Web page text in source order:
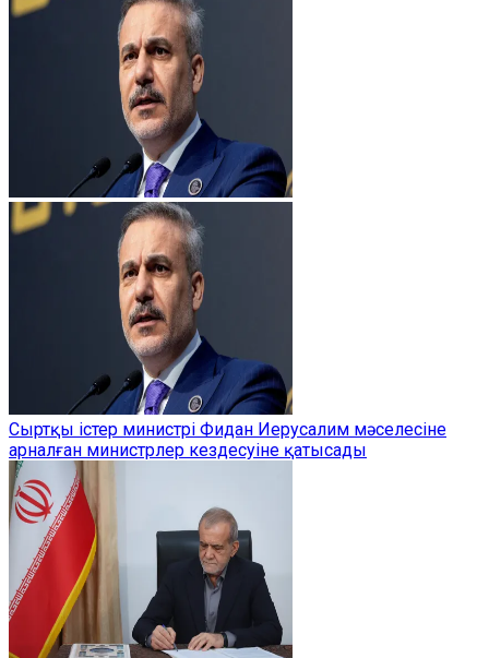
Сыртқы істер министрі Фидан Иерусалим мәселесіне
арналған министрлер кездесуіне қатысады